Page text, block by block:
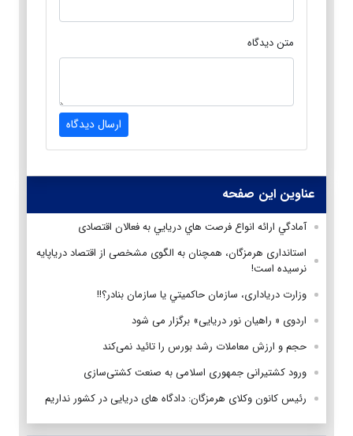
متن دیدگاه
ارسال دیدگاه
عناوین این صفحه
آمادگي ارائه انواع فرصت هاي دريايي به فعالان اقتصادی
استانداری هرمزگان، همچنان به الگوی مشخصی از اقتصاد دریاپایه
نرسیده است!
وزارت دریاداری، سازمان حاكميتي یا سازمان بنادر؟!!
اردوی « راهیان نور دریایی» برگزار می شود
حجم و ارزش معاملات رشد بورس را تائید نمی‌کند
ورود کشتیرانی جمهوری اسلامی به صنعت کشتی‌سازی
رئیس کانون وکلای هرمزگان: دادگاه های دریایی در کشور نداریم